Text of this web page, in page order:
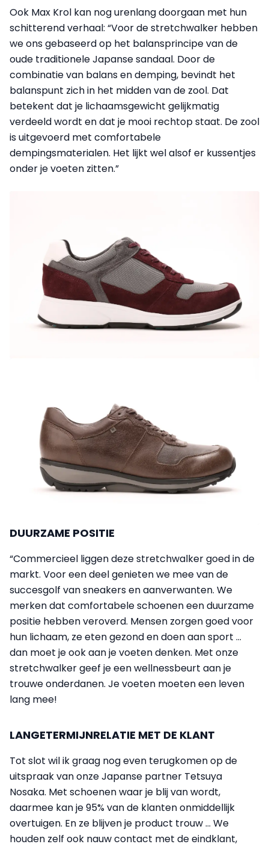
Ook Max Krol kan nog urenlang doorgaan met hun
schitterend verhaal: “Voor de stretchwalker hebben
we ons gebaseerd op het balansprincipe van de
oude traditionele Japanse sandaal. Door de
combinatie van balans en demping, bevindt het
balanspunt zich in het midden van de zool. Dat
betekent dat je lichaamsgewicht gelijkmatig
verdeeld wordt en dat je mooi rechtop staat. De zool
is uitgevoerd met comfortabele
dempingsmaterialen. Het lijkt wel alsof er kussentjes
onder je voeten zitten.”
DUURZAME POSITIE
“Commercieel liggen deze stretchwalker goed in de
markt. Voor een deel genieten we mee van de
succesgolf van sneakers en aanverwanten. We
merken dat comfortabele schoenen een duurzame
positie hebben veroverd. Mensen zorgen goed voor
hun lichaam, ze eten gezond en doen aan sport ...
dan moet je ook aan je voeten denken. Met onze
stretchwalker geef je een wellnessbeurt aan je
trouwe onderdanen. Je voeten moeten een leven
lang mee!
LANGETERMIJNRELATIE MET DE KLANT
Tot slot wil ik graag nog even terugkomen op de
uitspraak van onze Japanse partner Tetsuya
Nosaka. Met schoenen waar je blij van wordt,
daarmee kan je 95% van de klanten onmiddellijk
overtuigen. En ze blijven je product trouw … We
houden zelf ook nauw contact met de eindklant,